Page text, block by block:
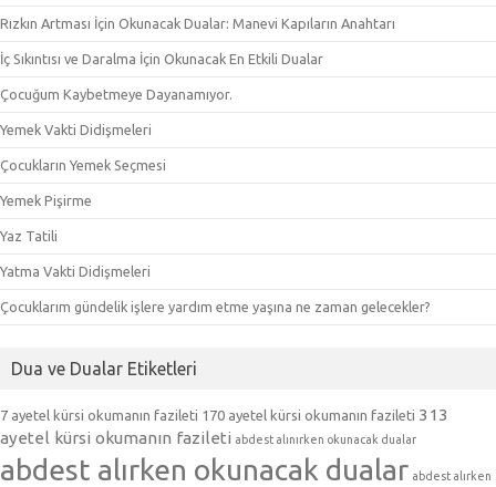
Rızkın Artması İçin Okunacak Dualar: Manevi Kapıların Anahtarı
İç Sıkıntısı ve Daralma İçin Okunacak En Etkili Dualar
Çocuğum Kaybetmeye Dayanamıyor.
Yemek Vakti Didişmeleri
Çocukların Yemek Seçmesi
Yemek Pişirme
Yaz Tatili
Yatma Vakti Didişmeleri
Çocuklarım gündelik işlere yardım etme yaşına ne zaman gelecekler?
Dua ve Dualar Etiketleri
7 ayetel kürsi okumanın fazileti 170 ayetel kürsi okumanın fazileti 313
ayetel kürsi okumanın fazileti abdest alınırken okunacak dualar
abdest alırken okunacak dualar abdest alırken